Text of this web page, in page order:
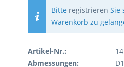
Bitte registrieren Sie
Warenkorb zu
Artikel-Nr.:
Abmessungen: